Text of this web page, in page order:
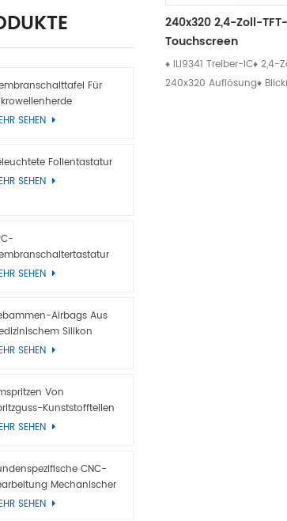
240x320 2,4-Zoll-
Touchscreen
♦ ILI9341 Treiber-IC♦ 2,4-
240x320 Auflösung♦
Für
SEHEN
Folientastatur
SEHEN
Metallkuppel
SEHEN
Airbags Aus
Silikon
SEHEN
Von
Kunststoffteilen
SEHEN
CNC-
Mechanischer
SEHEN